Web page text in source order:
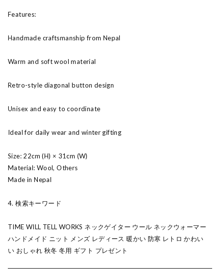
Features:
Handmade craftsmanship from Nepal
Warm and soft wool material
Retro-style diagonal button design
Unisex and easy to coordinate
Ideal for daily wear and winter gifting
Size: 22cm (H) × 31cm (W)
Material: Wool, Others
Made in Nepal
4. 検索キーワード
TIME WILL TELL WORKS ネックゲイター ウール ネックウォーマー
ハンドメイド ニット メンズ レディース 暖かい 防寒 レトロ かわい
い おしゃれ 秋冬 冬用 ギフト プレゼント